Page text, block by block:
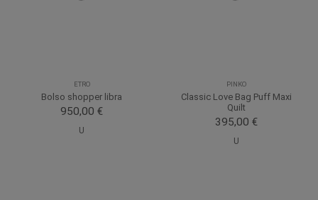
ETRO
Bolso shopper libra
950,00 €
U
PINKO
Classic Love Bag Puff Maxi
Quilt
395,00 €
U